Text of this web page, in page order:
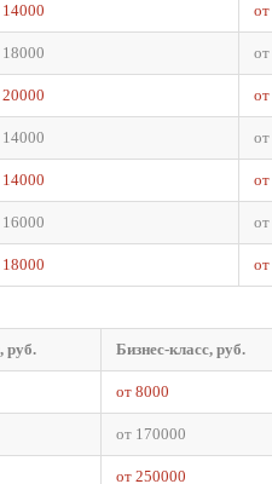
14000
18000
20000
14000
14000
16000
18000
руб. Бизнес-класс, руб.
от 8000
от 170000
от 250000